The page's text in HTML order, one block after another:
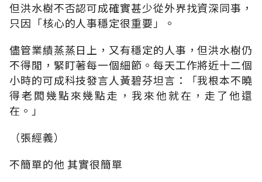
但洪水樹不否認可成確實甚少從外界找資深同事，
只因「核心的人事穩定很重要」。
儘管業績蒸蒸日上，又有穩定的人事，但洪水樹仍
不得閒，緊盯著每一個細節。每天工作將近十二個
小時的可成科技發言人黃碧芬坦言：「我根本不曉
得老闆幾點來幾點走，我來他就在，走了他還
在。」
（張經義）
不簡單的他 其實很簡單